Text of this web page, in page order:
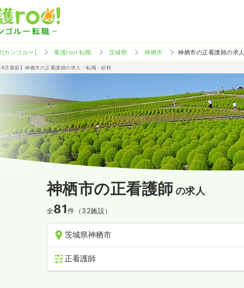
カンゴルー] 看護roo! 転職 茨城県 神栖市 神栖市の正看護師の求人
8月最新】神栖市の正看護師の求人・転職・給料
神栖市の正看護師 の求人
全81件（32施設）
茨城県神栖市
正看護師